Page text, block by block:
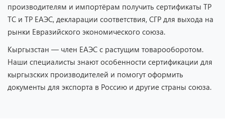
производителям и импортёрам получить сертификаты ТР
ТС и ТР ЕАЭС, декларации соответствия, СГР для выхода на
рынки Евразийского экономического союза.
Кыргызстан — член ЕАЭС с растущим товарооборотом.
Наши специалисты знают особенности сертификации для
кыргызских производителей и помогут оформить
документы для экспорта в Россию и другие страны союза.